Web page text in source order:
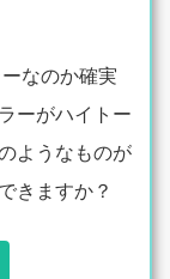
なのか確実
ーがハイトー
ようなものが
きますか？